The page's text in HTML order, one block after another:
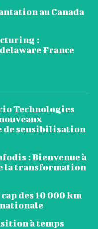
au Canada
:
France
Technologies
de sensibilisation
: Bienvenue à
la transformation
des 10 000 km
nationale
à temps